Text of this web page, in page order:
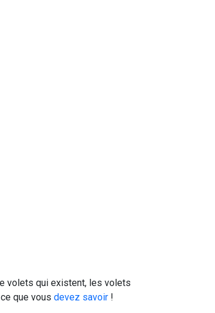
volets qui existent, les volets
que vous devez savoir !